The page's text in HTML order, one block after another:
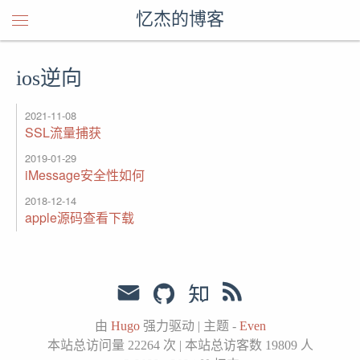
忆杰的博客
ios逆向
2021-11-08
SSL流量捕获
2019-01-29
iMessage安全性如何
2018-12-14
apple源码查看下载
由 Hugo强力驱动 | 主题 - Even
本站总访问量 22264次 | 本站总访客数 19809人